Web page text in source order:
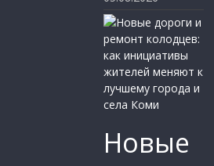
Новые